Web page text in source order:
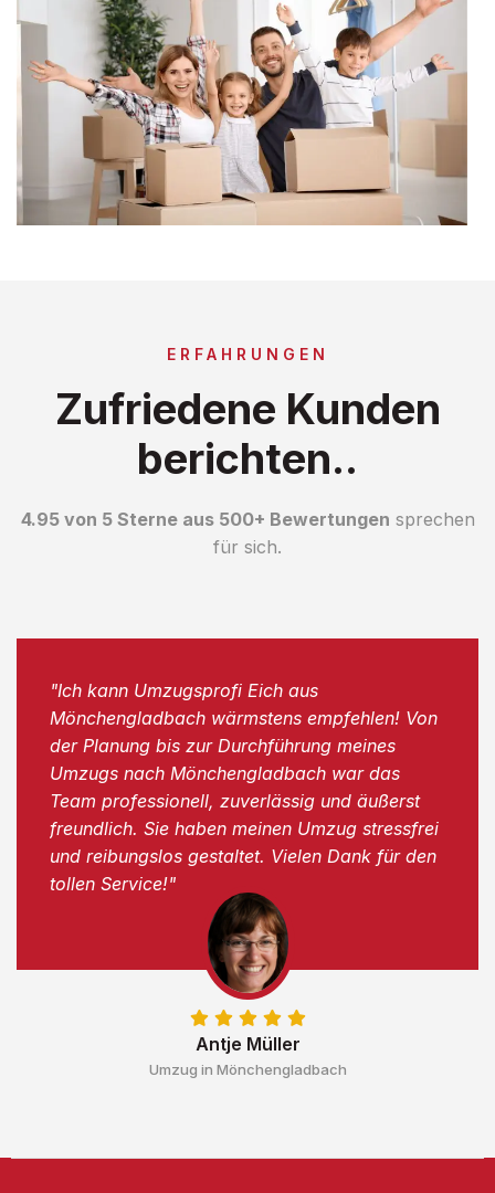
ERFAHRUNGEN
Zufriedene Kunden
berichten..
4.95 von 5 Sterne aus 500+ Bewertungen sprechen
für sich.
Antje Müller
Umzug in Mönchengladbach
"Ich kann Umzugsprofi Eich aus
Mönchengladbach wärmstens empfehlen! Von
der Planung bis zur Durchführung meines
Umzugs nach Mönchengladbach war das
Team professionell, zuverlässig und äußerst
freundlich. Sie haben meinen Umzug stressfrei
und reibungslos gestaltet. Vielen Dank für den
tollen Service!"